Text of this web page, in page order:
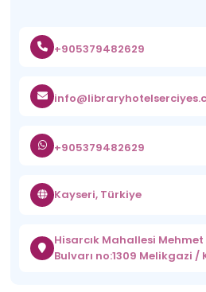
+905379482629
+905379482629
Kayseri, Türkiye
Hisarcık Mahallesi
Bulvarı no:1309 Melikgazi /